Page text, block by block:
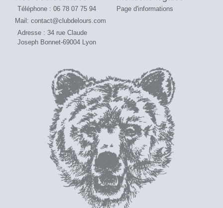
Téléphone : 06 78 07 75 94
Mail: contact@clubdelours.com
Adresse : 34 rue Claude
Joseph Bonnet-69004 Lyon
Page d'informations